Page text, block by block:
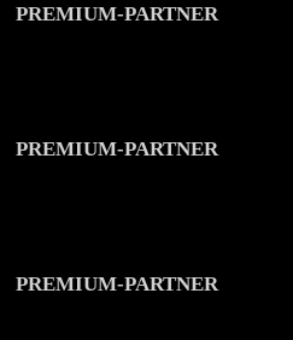
PREMIUM-PARTNER
PREMIUM-PARTNER
PREMIUM-PARTNER